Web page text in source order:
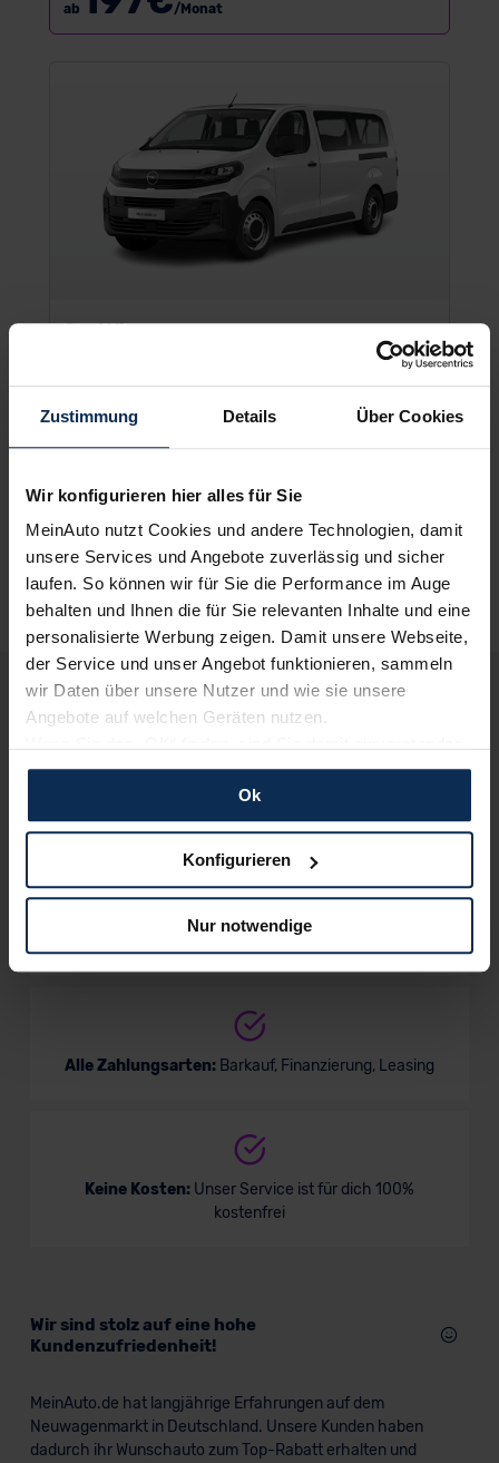
Zustimmung Details Über Cookies
Wir konfigurieren hier alles für Sie
MeinAuto nutzt Cookies und andere Technologien, damit
unsere Services und Angebote zuverlässig und sicher
laufen. So können wir für Sie die Performance im Auge
behalten und Ihnen die für Sie relevanten Inhalte und eine
personalisierte Werbung zeigen. Damit unsere Webseite,
der Service und unser Angebot funktionieren, sammeln
wir Daten über unsere Nutzer und wie sie unsere
Angebote auf welchen Geräten nutzen.
und erlauben uns Cookies für unseren Service zu
verwenden und diese Daten an Dritte weiterzugeben,
etwa an unsere Marketingpartner. Falls Sie dem nicht
zustimmen möchten, beschränken wir uns auf die
dann nicht auf Sie zuschneiden und Sie somit nicht
perfekt auf dem Weg zu Ihrem Neuwagen unterstützen.
Sie können die Einstellungen jederzeit anpassen oder
Für alle beschriebenen Technologien und Cookies gilt –
soweit keine detaillierteren Angaben erfolgen: Wir
lassen. Soweit eine Übermittlung in ein Land außerhalb
der EU erfolgt, erfolgt dies ausschließlich auf der
Grundlage eines Angemessenheitsbeschlusses der EU-
Datenschutzklauseln können Sie über den Kontakt zu
Datenschutzerklärung Impressum
Ok
Konfigurieren
Nur notwendige
ab /Monat
Opel Vivaro
Nutzfahrzeug
Vario-Finanzierung inkl. MwSt.
ab332€/Monat
Deine Vorteile bei MeinAuto.de
Volle Herstellergarantievom Vertragshändler vor Ort
Alle Zahlungsarten: Barkauf, Finanzierung, Leasing
Keine Kosten: Unser Service ist für dich 100%
kostenfrei
Wir sind stolz auf eine hohe
Kundenzufriedenheit!
MeinAuto.de hat langjährige Erfahrungen auf dem
Neuwagenmarkt in Deutschland. Unsere Kunden haben
dadurch ihr Wunschauto zum Top-Rabatt erhalten und